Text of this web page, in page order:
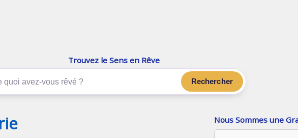
Trouvez le Sens en Rêve
Rechercher
Nous Sommes une